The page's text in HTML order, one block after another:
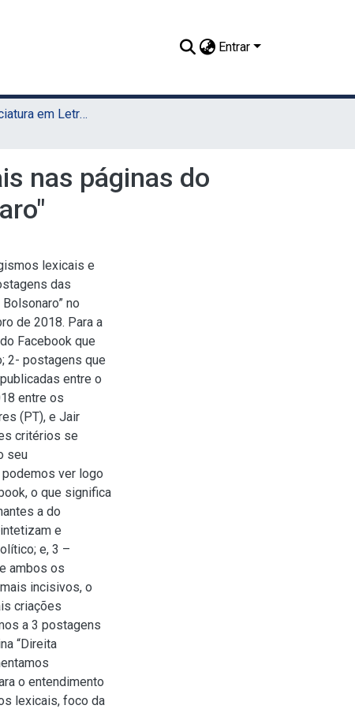
Entrar
TCC - Licenciatura em Letras (UAST)
nas páginas do
lexicais e
das
no
de 2018. Para a
Facebook que
2- postagens que
entre o
entre os
(PT), e Jair
critérios se
seu
ver logo
o que significa
a do
e
e, 3 –
ambos os
incisivos, o
criações
a 3 postagens
“Direita
o entendimento
lexicais, foco da